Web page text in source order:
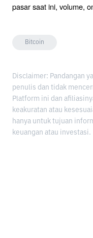
pasar saat ini, volume,
Bitcoin
Disclaimer: Pandangan
penulis dan tidak
Platform ini dan
keakuratan atau
hanya untuk tujuan
keuangan atau investasi.